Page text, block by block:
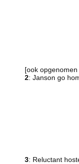
[ook
2: Janson go
3: Reluctant